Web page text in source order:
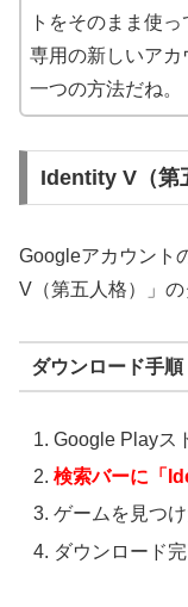
トをそのまま使
専用の新しいアカ
一つの方法だね。
Identity V（第
Googleアカウント
V（第五人格）」の
ダウンロード手順
Google Playス
検索バーに「
ゲームを見つ
ダウンロード